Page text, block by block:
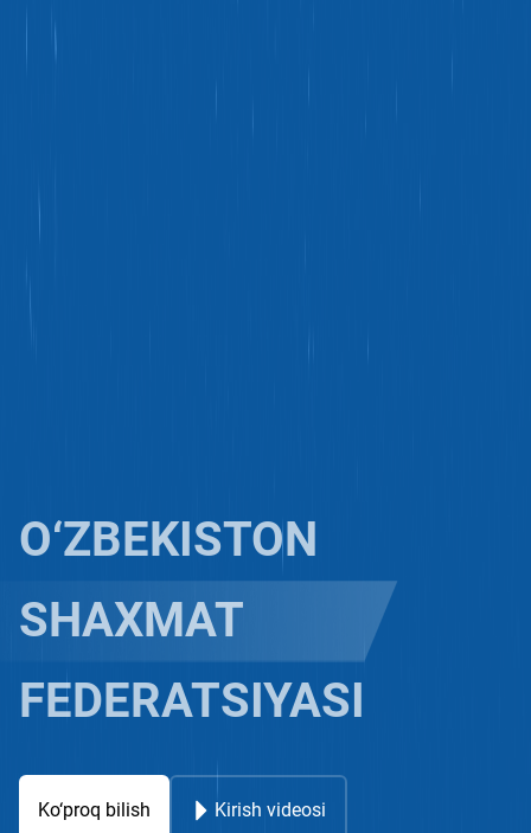
O‘ZBEKISTON
SHAXMAT
FEDERATSIYASI
Ko‘proq bilish Kirish videosi